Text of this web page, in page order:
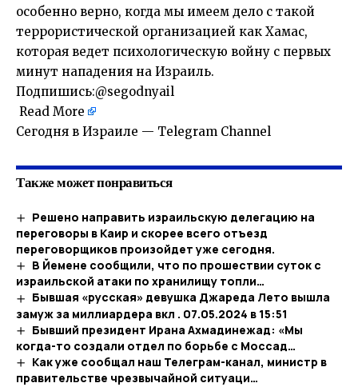
особенно верно, когда мы имеем дело с такой
террористической организацией как Хамас,
которая ведет психологическую войну с первых
минут нападения на Израиль.
Подпишись:@segodnyail
Read More
​Сегодня в Израиле — Telegram Channel
Также может понравиться
Решено направить израильскую делегацию на
переговоры в Каир и скорее всего отъезд
переговорщиков произойдет уже сегодня.
В Йемене сообщили, что по прошествии суток с
израильской атаки по хранилищу топли…
Бывшая «русская» девушка Джареда Лето вышла
замуж за миллиардера вкл . 07.05.2024 в 15:51​
Бывший президент Ирана Ахмадинежад: «Мы
когда-то создали отдел по борьбе с Моссад…
Как уже сообщал наш Телеграм-канал, министр в
правительстве чрезвычайной ситуаци…